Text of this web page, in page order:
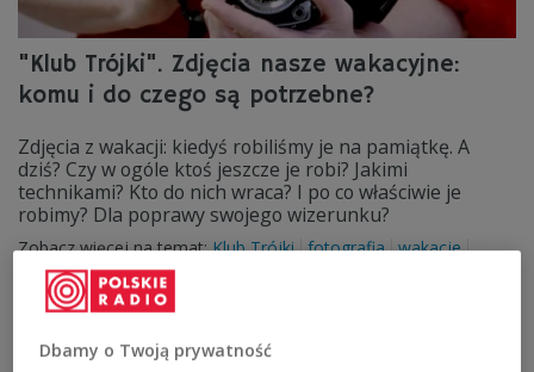
"Klub Trójki". Zdjęcia nasze wakacyjne:
komu i do czego są potrzebne?
Zdjęcia z wakacji: kiedyś robiliśmy je na pamiątkę. A
dziś? Czy w ogóle ktoś jeszcze je robi? Jakimi
technikami? Kto do nich wraca? I po co właściwie je
robimy? Dla poprawy swojego wizerunku?
Zobacz więcej na temat:Klub Trójki fotografia wakacje
pamiątki moda Paulina Wilk
Dbamy o Twoją prywatność